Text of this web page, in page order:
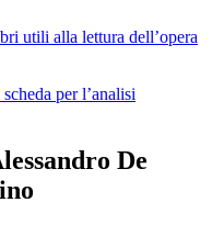
utili alla lettura dell’opera
per l’analisi
De